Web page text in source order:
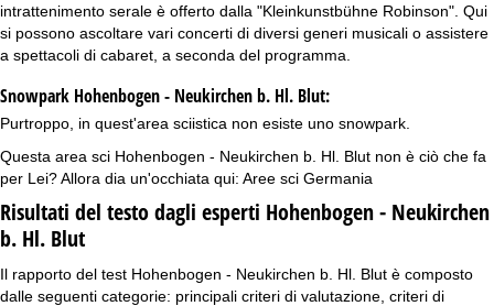
intrattenimento serale è offerto dalla "Kleinkunstbühne Robinson". Qui
si possono ascoltare vari concerti di diversi generi musicali o assistere
a spettacoli di cabaret, a seconda del programma.
Snowpark Hohenbogen - Neukirchen b. Hl. Blut:
Purtroppo, in quest'area sciistica non esiste uno snowpark.
Questa area sci Hohenbogen - Neukirchen b. Hl. Blut non è ciò che fa
per Lei? Allora dia un'occhiata qui: Aree sci Germania
Risultati del testo dagli esperti Hohenbogen - Neukirchen
b. Hl. Blut
Il rapporto del test Hohenbogen - Neukirchen b. Hl. Blut è composto
dalle seguenti categorie: principali criteri di valutazione, criteri di